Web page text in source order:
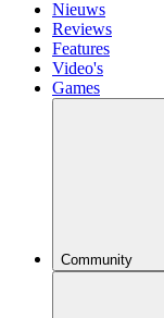
Nieuws
Reviews
Features
Video's
Games
Community